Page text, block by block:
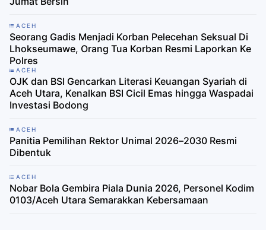
ACEH
Seorang Gadis Menjadi Korban Pelecehan Seksual Di
Lhokseumawe, Orang Tua Korban Resmi Laporkan Ke
Polres
ACEH
OJK dan BSI Gencarkan Literasi Keuangan Syariah di
Aceh Utara, Kenalkan BSI Cicil Emas hingga Waspadai
Investasi Bodong
ACEH
Panitia Pemilihan Rektor Unimal 2026–2030 Resmi
Dibentuk
ACEH
Nobar Bola Gembira Piala Dunia 2026, Personel Kodim
0103/Aceh Utara Semarakkan Kebersamaan